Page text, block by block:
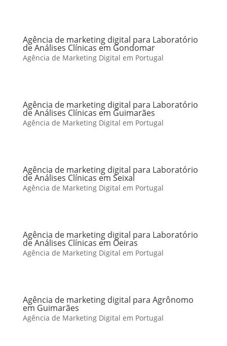
Agência de marketing digital para Laboratório
de Análises Clínicas em Gondomar
Agência de Marketing Digital em Portugal
Agência de marketing digital para Laboratório
de Análises Clínicas em Guimarães
Agência de Marketing Digital em Portugal
Agência de marketing digital para Laboratório
de Análises Clínicas em Seixal
Agência de Marketing Digital em Portugal
Agência de marketing digital para Laboratório
de Análises Clínicas em Oeiras
Agência de Marketing Digital em Portugal
Agência de marketing digital para Agrônomo
em Guimarães
Agência de Marketing Digital em Portugal